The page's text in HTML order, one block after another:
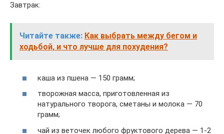
Завтрак:
Читайте также: Как выбрать между бегом и
ходьбой, и что лучше для похудения?
каша из пшена — 150 грамм;
творожная масса, приготовленная из
натурального творога, сметаны и молока — 70
грамм;
чай из веточек любого фруктового дерева — 1-2